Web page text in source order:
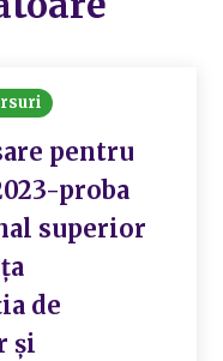
pentru
proba
superior
de
și